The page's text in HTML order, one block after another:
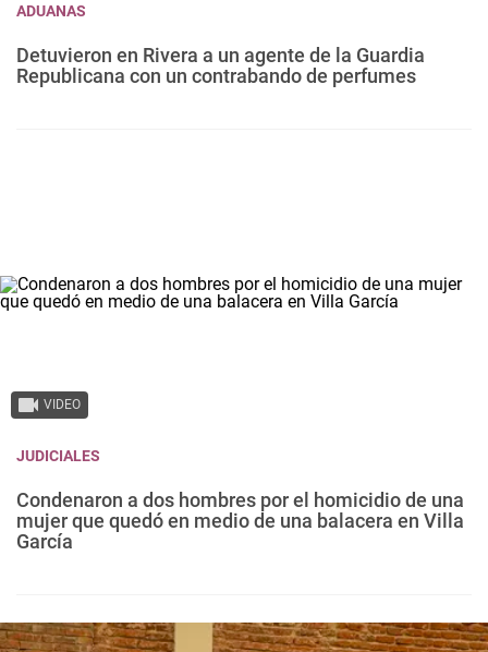
ADUANAS
Detuvieron en Rivera a un agente de la Guardia
Republicana con un contrabando de perfumes
VIDEO
JUDICIALES
Condenaron a dos hombres por el homicidio de una
mujer que quedó en medio de una balacera en Villa
García